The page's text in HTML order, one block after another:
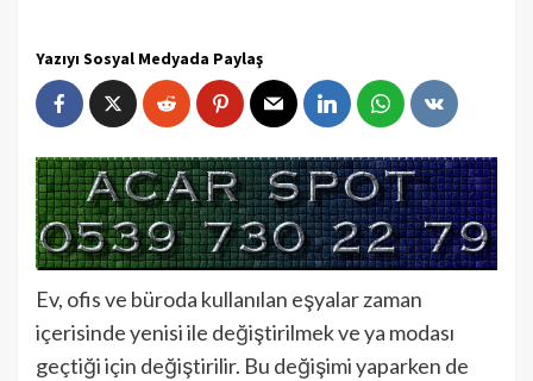
Yazıyı Sosyal Medyada Paylaş
Ev, ofis ve büroda kullanılan eşyalar zaman
içerisinde yenisi ile değiştirilmek ve ya modası
geçtiği için değiştirilir. Bu değişimi yaparken de